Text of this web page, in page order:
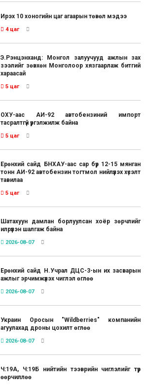
Ирэх 10 хоногийн цаг агаарын төвөл мэдээ
4 цаг
Э.Рэнцэнханд: Монгол залуучууд ажлын зах
зээлийг зөвхөн Монголоор хязгаарлаж битгий
хараасай
5 цаг
ОХУ-аас АИ-92 автобензиний импорт
тасралтгүй үргэлжилж байна
5 цаг
Ерөнхий сайд БНХАУ-аас сар бүр 12-15 мянган
тонн АИ-92 автобензин тогтмол нийлүүлэх хүсэлт
тавилаа
5 цаг
Шатахуун дамлан борлуулсан хоёр зөрчлийг
илрүүлэн шалгаж байна
2026-08-07
Ерөнхий сайд Н.Учрал ДЦС-3-ын их засварын
ажлыг эрчимжүүлэх чиглэл өглөө
2026-08-07
Украин Оросын "Wildberries" компанийн
агуулахад дроны цохилт өглөө
2026-08-07
Ч:19А, Ч:19Б нийтийн тээврийн чиглэлийг түр
өөрчиллөө